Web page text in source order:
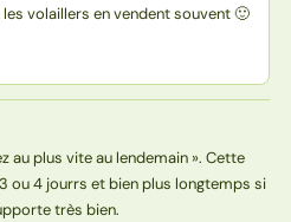
les volaillers en vendent souvent 🙂
au plus vite au lendemain ». Cette
ou 4 jourrs et bien plus longtemps si
très bien.